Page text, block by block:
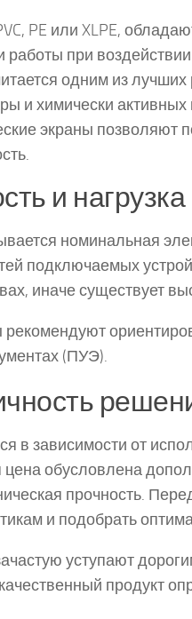
PE или XLPE,
при
одним из
и химически
экраны позволяют
и нагрузка
номинальная
подключаемых
иначе существует
(ПУЭ).
в зависимости от
обусловлена
прочность.
и подобрать
уступают
продукт